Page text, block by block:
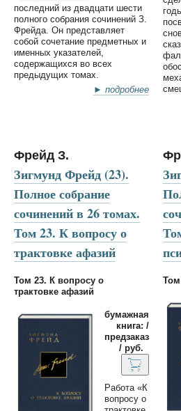
последний из двадцати шести
полного собрания сочинений З.
Фрейда. Он представляет
собой сочетание предметных и
именных указателей,
содержащихся во всех
предыдущих томах.
► подробнее
Фрейд З.
Зигмунд Фрейд (23).
Полное собрание
сочинений в 26 томах.
Том 23. К вопросу о
трактовке афазий
Том 23. К вопросу о
трактовке афазий
бумажная
книга: /
предзаказ
/ руб.
Работа «К
вопросу о
Том